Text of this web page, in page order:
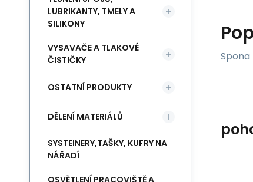
LUBRIKANTY, TMELY A
SILIKONY
VYSAVAČE A TLAKOVÉ
ČISTIČKY
OSTATNÍ PRODUKTY
DĚLENÍ MATERIÁLŮ
SYSTEINERY,TAŠKY, KUFRY NA
NÁŘADÍ
OSVĚTLENÍ PRACOVIŠTĚ A